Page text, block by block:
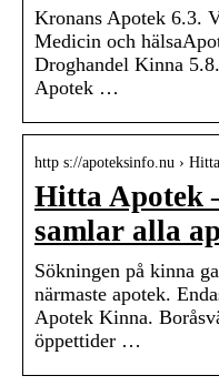
Kronans Apotek 6.3.
Medicin och
Droghandel Kinna
Apotek …
http s://apoteksinfo.nu ›
Hitta Apotek
samlar alla
Sökningen på kinna
närmaste apotek.
Apotek Kinna.
öppettider …